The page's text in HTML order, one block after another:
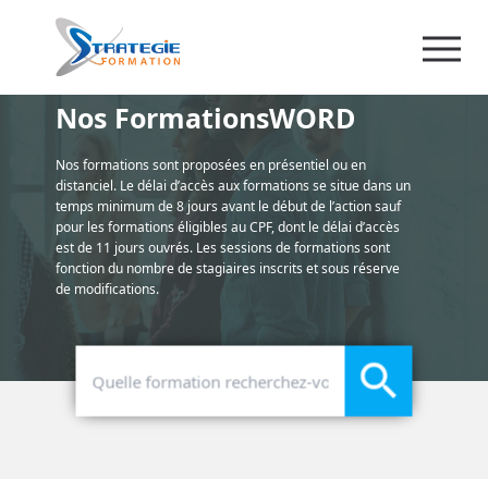
Nos FormationsWORD
Nos formations sont proposées en présentiel ou en
distanciel. Le délai d’accès aux formations se situe dans un
temps minimum de 8 jours avant le début de l’action sauf
pour les formations éligibles au CPF, dont le délai d’accès
est de 11 jours ouvrés. Les sessions de formations sont
fonction du nombre de stagiaires inscrits et sous réserve
de modifications.
search